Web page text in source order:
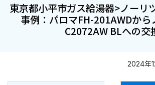
東京都小平市ガス給湯器>ノーリ
事例：パロマFH-201AWDから
C2072AW BLへの交
2024年